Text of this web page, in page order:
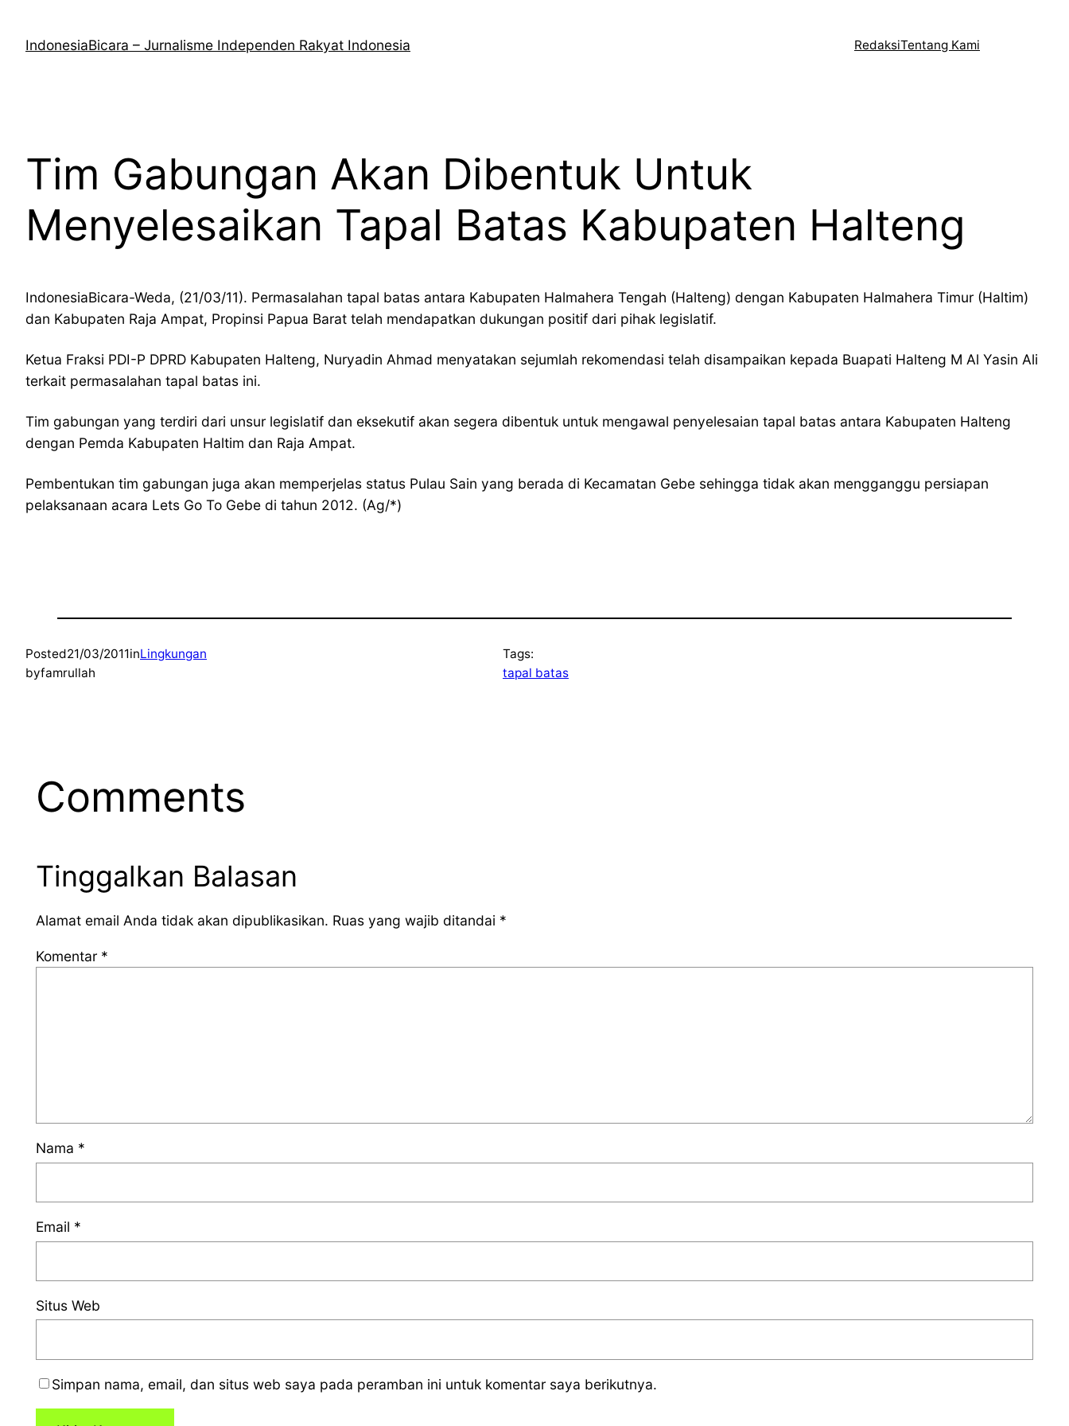
kontenIndonesiaBicara – Jurnalisme Independen Rakyat Indonesia RedaksiTentang Kami
Tim Gabungan Akan Dibentuk Untuk
Menyelesaikan Tapal Batas Kabupaten Halteng
IndonesiaBicara-Weda, (21/03/11). Permasalahan tapal batas antara Kabupaten Halmahera Tengah (Halteng) dengan Kabupaten Halmahera Timur (Haltim)
dan Kabupaten Raja Ampat, Propinsi Papua Barat telah mendapatkan dukungan positif dari pihak legislatif.
Ketua Fraksi PDI-P DPRD Kabupaten Halteng, Nuryadin Ahmad menyatakan sejumlah rekomendasi telah disampaikan kepada Buapati Halteng M Al Yasin Ali
terkait permasalahan tapal batas ini.
Tim gabungan yang terdiri dari unsur legislatif dan eksekutif akan segera dibentuk untuk mengawal penyelesaian tapal batas antara Kabupaten Halteng
dengan Pemda Kabupaten Haltim dan Raja Ampat.
Pembentukan tim gabungan juga akan memperjelas status Pulau Sain yang berada di Kecamatan Gebe sehingga tidak akan mengganggu persiapan
pelaksanaan acara Lets Go To Gebe di tahun 2012. (Ag/*)
Posted21/03/2011inLingkungan
byfamrullah
Tags:
tapal batas
Comments
Tinggalkan Balasan
Alamat email Anda tidak akan dipublikasikan. Ruas yang wajib ditandai *
Komentar *
Nama *
Email *
Situs Web
Simpan nama, email, dan situs web saya pada peramban ini untuk komentar saya berikutnya.